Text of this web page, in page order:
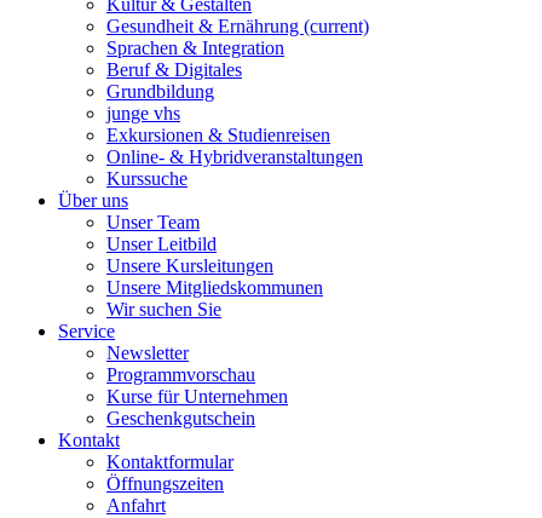
Kultur & Gestalten
Gesundheit & Ernährung (current)
Sprachen & Integration
Beruf & Digitales
Grundbildung
junge vhs
Exkursionen & Studienreisen
Online- & Hybridveranstaltungen
Kurssuche
Über uns
Unser Team
Unser Leitbild
Unsere Kursleitungen
Unsere Mitgliedskommunen
Wir suchen Sie
Service
Newsletter
Programmvorschau
Kurse für Unternehmen
Geschenkgutschein
Kontakt
Kontaktformular
Öffnungszeiten
Anfahrt